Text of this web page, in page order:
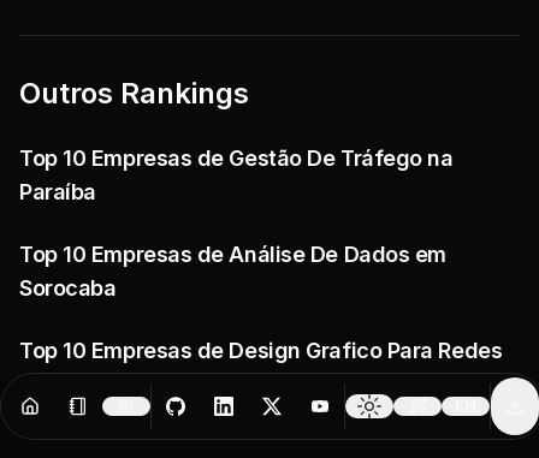
Outros Rankings
Top 10 Empresas de Gestão De Tráfego na
Paraíba
Top 10 Empresas de Análise De Dados em
Sorocaba
Top 10 Empresas de Design Grafico Para Redes
Sociais em Sinop
Resources Creator Tools
Change